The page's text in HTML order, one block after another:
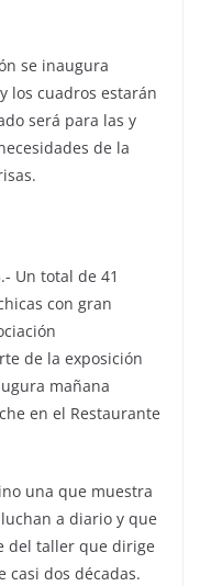
se inaugura
los cuadros estarán
será para las y
de la
Un total de 41
con gran
de la exposición
mañana
en el Restaurante
una que muestra
a diario y que
del taller que dirige
casi dos décadas.